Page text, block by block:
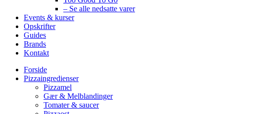
– Se alle nedsatte varer
Events & kurser
Opskrifter
Guides
Brands
Kontakt
Forside
Pizzaingredienser
Pizzamel
Gær & Melblandinger
Tomater & saucer